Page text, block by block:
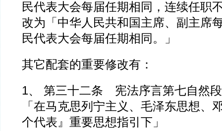
民代表大会每届任期相同，连续任职
改为「中华人民共和国主席、副主席
民代表大会每届任期相同。」
其它配套的重要修改有：
1、 第三十二条 宪法序言第七自然
「在马克思列宁主义、毛泽东思想、
个代表』重要思想指引下」